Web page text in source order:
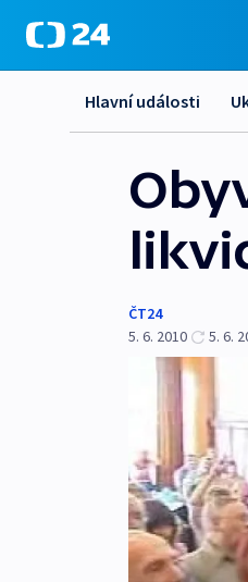
Hlavní události
ČT24
5. 6. 2010
5. 6.